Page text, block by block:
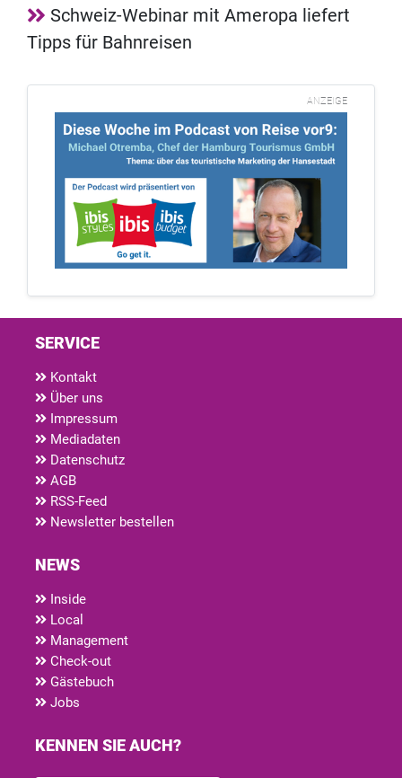
Schweiz-Webinar mit Ameropa liefert
Tipps für Bahnreisen
ANZEIGE
SERVICE
Kontakt
Über uns
Impressum
Mediadaten
Datenschutz
AGB
RSS-Feed
Newsletter bestellen
NEWS
Inside
Local
Management
Check-out
Gästebuch
Jobs
KENNEN SIE AUCH?